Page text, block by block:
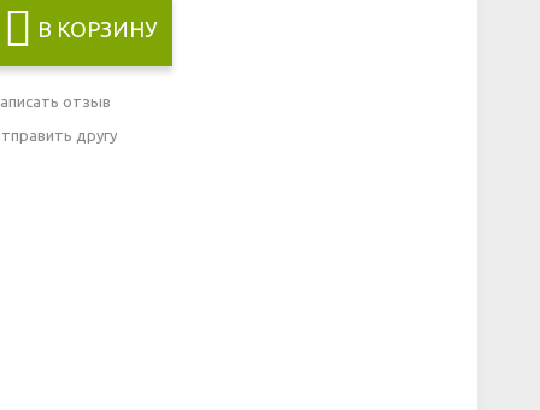
В КОРЗИНУ
отзыв
другу